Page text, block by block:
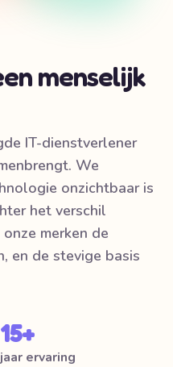
menselijk
IT-dienstverlener
We
onzichtbaar is
het verschil
merken de
en de stevige basis
15+
jaar ervaring